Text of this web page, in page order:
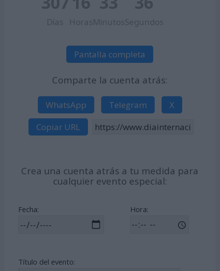
Días HorasMinutosSegundos
Pantalla completa
Comparte la cuenta atrás:
WhatsApp Telegram
X
Copiar URL
Crea una cuenta atrás a tu medida para
cualquier evento especial:
Fecha: Hora:
Título del evento: